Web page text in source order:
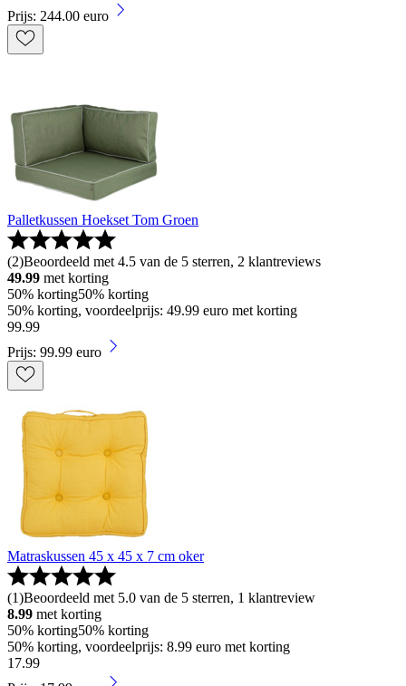
Prijs: 244.00 euro
Palletkussen Hoekset Tom Groen
(2)Beoordeeld met 4.5 van de 5 sterren, 2 klantreviews
49.99 met korting
50% korting50% korting
50% korting, voordeelprijs: 49.99 euro met korting
99.99
Prijs: 99.99 euro
Matraskussen 45 x 45 x 7 cm oker
(1)Beoordeeld met 5.0 van de 5 sterren, 1 klantreview
8.99 met korting
50% korting50% korting
50% korting, voordeelprijs: 8.99 euro met korting
17.99